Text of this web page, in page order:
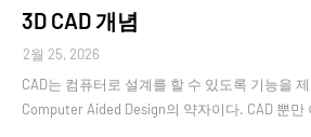
3D CAD 개념
2월 25, 2026
CAD는 컴퓨터로 설계를 할 수 있도록 기능을
Computer Aided Design의 약자이다. CAD 뿐만